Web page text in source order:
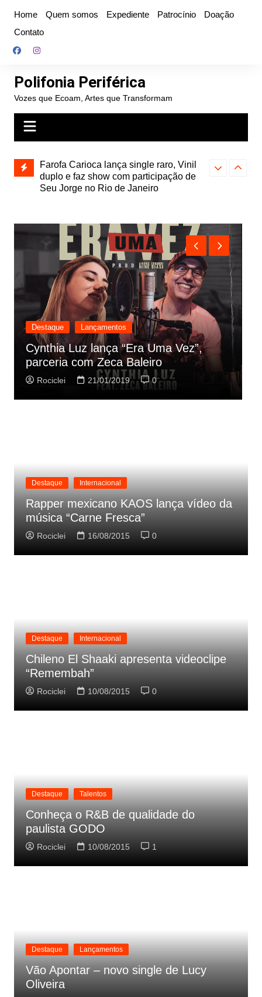
conteúdo
Home Quem somos Expediente Patrocínio
Doação
Contato
Polifonia Periférica
Vozes que Ecoam, Artes que Transformam
Farofa Carioca lança single raro, Vinil
duplo e faz show com participação de
Seu Jorge no Rio de Janeiro
Hitmia: pop
Destaque Lançamentos
Cynthia Luz lança “Era Uma Vez”,
parceria com Zeca Baleiro
Rociclei 21/01/2019 0
Destaque Internacional
Rapper mexicano KAOS lança vídeo da
música “Carne Fresca”
Rociclei 16/08/2015 0
Destaque Internacional
Chileno El Shaaki apresenta videoclipe
“Remembah”
Rociclei 10/08/2015 0
Destaque Talentos
Conheça o R&B de qualidade do
paulista GODO
Rociclei 10/08/2015 1
Destaque Lançamentos
Vão Apontar – novo single de Lucy
Oliveira